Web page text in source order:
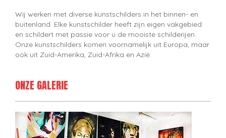
Wij werken met diverse kunstschilders in het binnen- en
buitenland. Elke kunstschilder heeft zijn eigen vakgebied
en schildert met passie voor u de mooiste schilderijen.
Onze kunstschilders komen voornamelijk uit Europa, maar
ook uit Zuid-Amerika, Zuid-Afrika en Azië.
ONZE GALERIE